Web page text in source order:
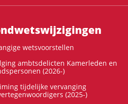
wetsvoorstellen
ambtsdelicten Kamerleden en
(2026-)
tijdelijke vervanging
(2025-)